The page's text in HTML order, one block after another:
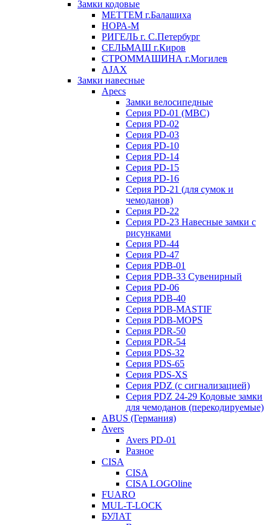
Замки кодовые
МЕТТЕМ г.Балашиха
НОРА-М
РИГЕЛЬ г. С.Петербург
СЕЛЬМАШ г.Киров
СТРОММАШИНА г.Могилев
AJAX
Замки навесные
Apecs
Замки велосипедные
Серия PD-01 (МВС)
Серия PD-02
Серия PD-03
Серия PD-10
Серия PD-14
Серия PD-15
Серия PD-16
Серия PD-21 (для сумок и
чемоданов)
Серия PD-22
Серия PD-23 Навесные замки с
рисунками
Серия PD-44
Серия PD-47
Серия PDB-01
Серия PDB-33 Сувенирный
Серия PD-06
Серия PDB-40
Серия PDB-MASTIF
Серия PDB-MOPS
Серия PDR-50
Серия PDR-54
Серия PDS-32
Серия PDS-65
Серия PDS-XS
Серия PDZ (с сигнализацией)
Серия PDZ 24-29 Кодовые замки
для чемоданов (перекодируемые)
ABUS (Германия)
Avers
Avers PD-01
Разное
CISA
CISA
CISA LOGOline
FUARO
MUL-T-LOCK
БУЛАТ